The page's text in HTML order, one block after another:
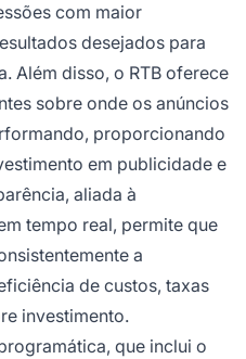
com maior
desejados para
Além disso, o RTB oferece
sobre onde os anúncios
proporcionando
em publicidade e
aliada à
tempo real, permite que
a
de custos, taxas
investimento.
que inclui o